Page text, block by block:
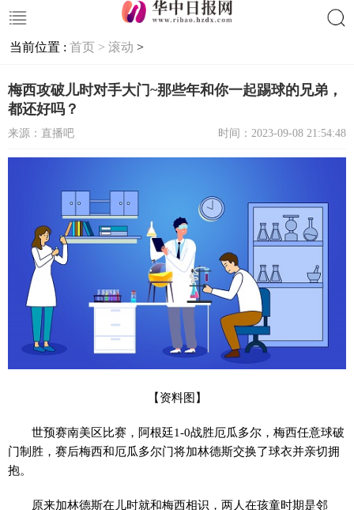
当前位置 : 首页 > 滚动 >
梅西攻破儿时对手大门~那些年和你一起踢球的兄弟，
都还好吗？
来源：直播吧 时间：2023-09-08 21:54:48
【资料图】
世预赛南美区比赛，阿根廷1-0战胜厄瓜多尔，梅西任意球破
门制胜，赛后梅西和厄瓜多尔门将加林德斯交换了球衣并亲切拥
抱。
原来加林德斯在儿时就和梅西相识，两人在孩童时期是邻